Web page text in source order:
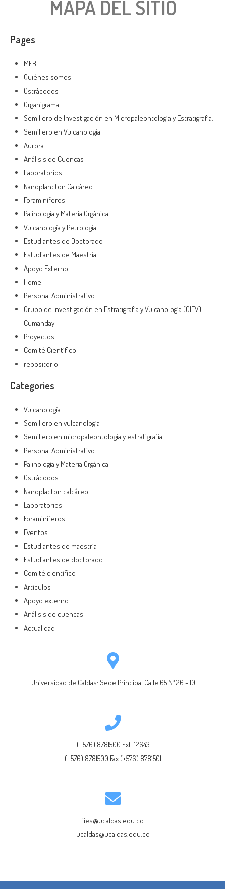
MAPA DEL SITIO
Pages
MEB
Quiénes somos
Ostrácodos
Organigrama
Semillero de Investigación en Micropaleontología y Estratigrafía.
Semillero en Vulcanología
Aurora
Análisis de Cuencas
Laboratorios
Nanoplancton Calcáreo
Foraminíferos
Palinología y Materia Orgánica
Vulcanología y Petrología
Estudiantes de Doctorado
Estudiantes de Maestría
Apoyo Externo
Home
Personal Administrativo
Grupo de Investigación en Estratigrafía y Vulcanología (GIEV)
Cumanday
Proyectos
Comité Científico
repositorio
Categories
Vulcanología
Semillero en vulcanología
Semillero en micropaleontología y estratigrafía
Personal Administrativo
Palinología y Materia Orgánica
Ostrácodos
Nanoplacton calcáreo
Laboratorios
Foraminíferos
Eventos
Estudiantes de maestría
Estudiantes de doctorado
Comité científico
Artículos
Apoyo externo
Análisis de cuencas
Actualidad
Universidad de Caldas: Sede Principal Calle 65 Nº 26 - 10
(+576) 8781500 Ext. 12643
(+576) 8781500 Fax (+576) 8781501
iies@ucaldas.edu.co
ucaldas@ucaldas.edu.co